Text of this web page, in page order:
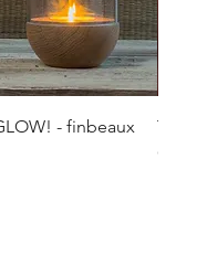
- finbeaux
Topf/